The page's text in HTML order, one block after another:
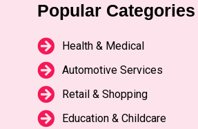
Popular Categories
Health & Medical
Automotive Services
Retail & Shopping
Education & Childcare